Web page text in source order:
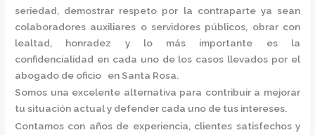
seriedad, demostrar respeto por la contraparte ya sean
colaboradores auxiliares o servidores públicos, obrar con
lealtad, honradez y lo más importante es la
confidencialidad en cada uno de los casos llevados por el
abogado de oficio en Santa Rosa.
Somos una excelente alternativa para contribuir a mejorar
tu situación actual y defender cada uno de tus intereses.
Contamos con años de experiencia, clientes satisfechos y